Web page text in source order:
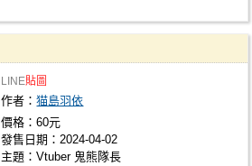
LINE貼圖
作者：猫島羽依
價格：60元
發售日期：2024-04-02
主題：Vtuber 鬼熊隊長